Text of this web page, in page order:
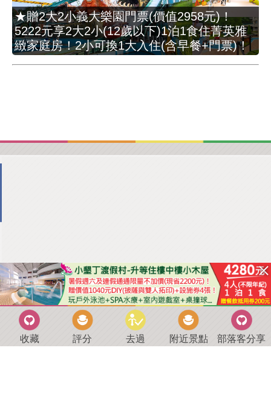
★贈2大2小義大樂園門票(價值2958元)！
5222元享2大2小(12歲以下)1泊1食住菁英雅
緻家庭房！2小可換1大入住(含早餐+門票)！
收藏 評分 去過 附近景點 部落客分享